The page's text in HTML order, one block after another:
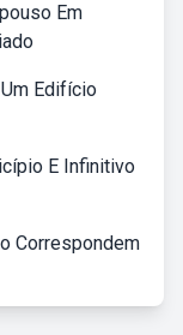
Em
Edifício
E Infinitivo
Correspondem